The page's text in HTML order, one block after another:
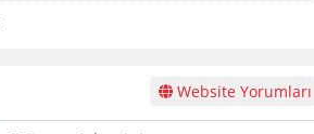
Website Yorumları